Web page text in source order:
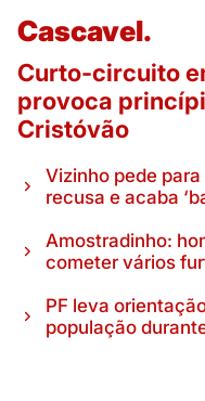
Cascavel.
Curto-circuito
provoca
Cristóvão
Vizinho pede
recusa e acaba
Amostradinho:
cometer vários
PF leva
população